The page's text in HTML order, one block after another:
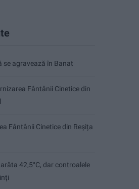
se agravează în Banat
Fântânii Cinetice din
Fântânii Cinetice din Reșița
42,5°C, dar controalele